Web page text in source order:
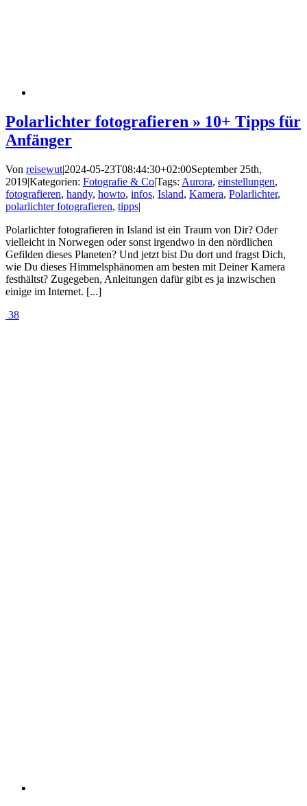
Polarlichter fotografieren » 10+ Tipps für
Anfänger
Von reisewut|2024-05-23T08:44:30+02:00September 25th,
2019|Kategorien: Fotografie & Co|Tags: Aurora, einstellungen,
fotografieren, handy, howto, infos, Island, Kamera, Polarlichter,
polarlichter fotografieren, tipps|
Polarlichter fotografieren in Island ist ein Traum von Dir? Oder
vielleicht in Norwegen oder sonst irgendwo in den nördlichen
Gefilden dieses Planeten? Und jetzt bist Du dort und fragst Dich,
wie Du dieses Himmelsphänomen am besten mit Deiner Kamera
festhältst? Zugegeben, Anleitungen dafür gibt es ja inzwischen
einige im Internet. [...]
38